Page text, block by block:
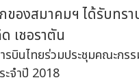
ของสมาคมฯ ได้รับทร
เชอราตัน